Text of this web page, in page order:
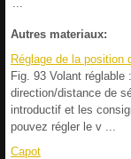
Autres materiaux:
Réglage de la position
Fig. 93 Volant
direction/distance de
introductif et les
pouvez régler le v ...
Capot